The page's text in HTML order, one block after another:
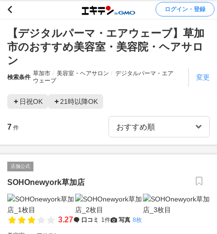
ログイン・登録
【デジタルパーマ・エアウェーブ】草加
市のおすすめ美容室・美容院・ヘアサロ
ン
検索条件
草加市 美容室・ヘアサロン
デジタルパーマ・エア
ウェーブ
変更
日祝OK 21時以降OK
7 件
店舗公式
SOHOnewyork草加店
3.27 口コミ 1件 写真 8枚